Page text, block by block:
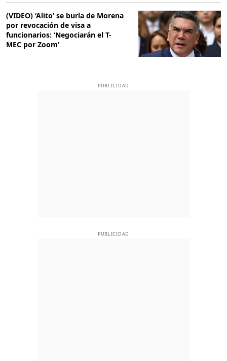
(VIDEO) ‘Alito’ se burla de Morena
por revocación de visa a
funcionarios: ‘Negociarán el T-
MEC por Zoom’
PUBLICIDAD
PUBLICIDAD